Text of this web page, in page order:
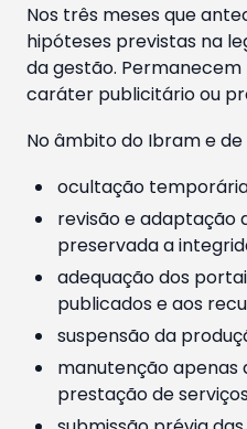
Nos três meses que
hipóteses previstas na
da gestão.
caráter publicitário ou
No âmbito do Ibram e
ocultação
revisão e adaptação
preservada a
adequação dos
publicados e aos
suspensão da
manutenção apenas
prestação de